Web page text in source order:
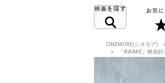
CINEMORE(シネモア)
『AWAKE』映画